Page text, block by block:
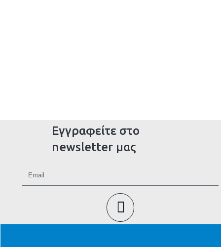
Εγγραφείτε στο
newsletter μας